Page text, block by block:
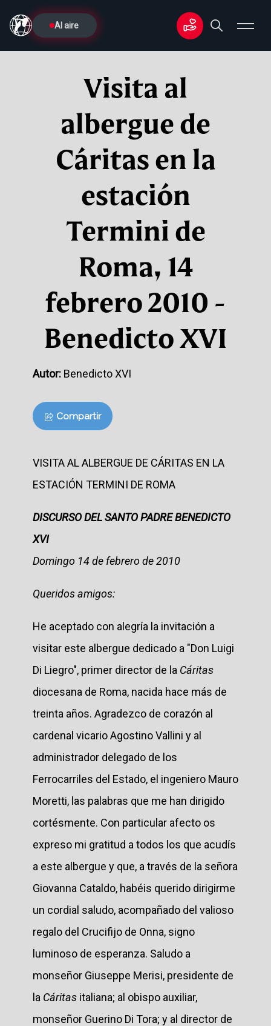
Al aire
Visita al
albergue de
Cáritas en la
estación
Termini de
Roma, 14
febrero 2010 -
Benedicto XVI
Autor: Benedicto XVI
Compartir
VISITA AL ALBERGUE DE CÁRITAS EN LA
ESTACIÓN TERMINI DE ROMA
DISCURSO DEL SANTO PADRE BENEDICTO
XVI
Domingo 14 de febrero de 2010
Queridos amigos:
He aceptado con alegría la invitación a
visitar este albergue dedicado a "Don Luigi
Di Liegro", primer director de la Cáritas
diocesana de Roma, nacida hace más de
treinta años. Agradezco de corazón al
cardenal vicario Agostino Vallini y al
administrador delegado de los
Ferrocarriles del Estado, el ingeniero Mauro
Moretti, las palabras que me han dirigido
cortésmente. Con particular afecto os
expreso mi gratitud a todos los que acudís
a este albergue y que, a través de la señora
Giovanna Cataldo, habéis querido dirigirme
un cordial saludo, acompañado del valioso
regalo del Crucifijo de Onna, signo
luminoso de esperanza. Saludo a
monseñor Giuseppe Merisi, presidente de
la Cáritas italiana; al obispo auxiliar,
monseñor Guerino Di Tora; y al director de